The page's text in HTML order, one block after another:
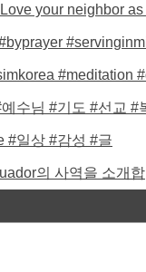
의 사역을 소개합